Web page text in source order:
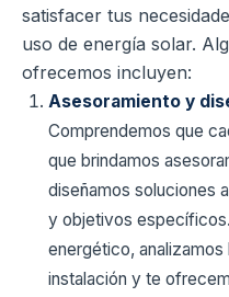
satisfacer tus
uso de energía solar.
ofrecemos incluyen:
Asesoramiento y
Comprendemos que
que brindamos
diseñamos soluciones
y objetivos
energético,
instalación y te